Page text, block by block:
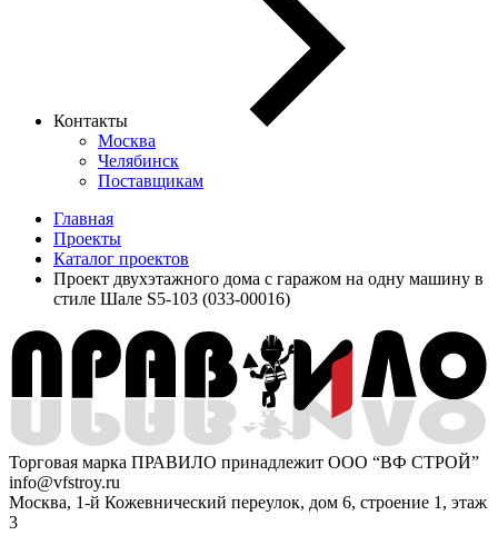
Контакты
Москва
Челябинск
Поставщикам
Главная
Проекты
Каталог проектов
Проект двухэтажного дома с гаражом на одну машину в
стиле Шале S5-103 (033-00016)
Торговая марка ПРАВИЛО принадлежит ООО “ВФ СТРОЙ”
info@vfstroy.ru
Москва, 1-й Кожевнический переулок, дом 6, строение 1, этаж
3